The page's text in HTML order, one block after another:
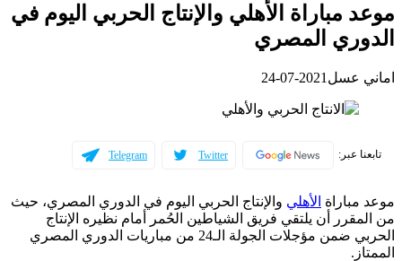
موعد مباراة الأهلي والإنتاج الحربي اليوم في
الدوري المصري
اماني عسل 2021-07-24
تابعنا عبر: Twitter
Telegram
موعد مباراة الأهلي والإنتاج الحربي اليوم في الدوري المصري، حيث
من المقرر أن يلتقي فريق الشياطين الحُمر أمام نظيره الإنتاج
الحربي ضمن مؤجلات الجولة الـ24 من مباريات الدوري المصري
الممتاز.